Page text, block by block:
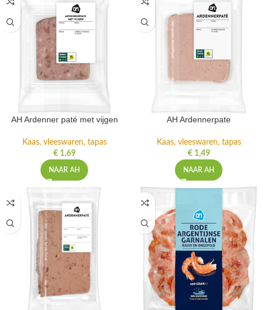
AH Ardenner paté met vijgen
Kaas, vleeswaren, tapas
€1,69
NAAR AH
AH Ardennerpate
Kaas, vleeswaren, tapas
€1,49
NAAR AH